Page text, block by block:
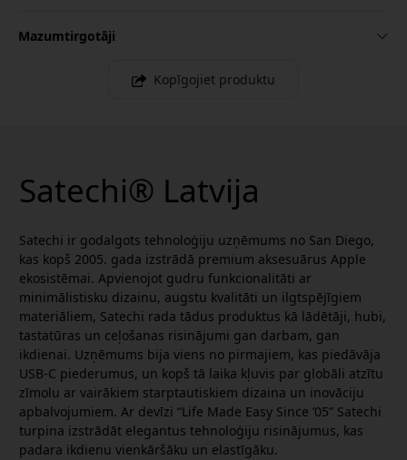
Mazumtirgotāji
Kopīgojiet produktu
Satechi® Latvija
Satechi ir godalgots tehnoloģiju uzņēmums no San Diego,
kas kopš 2005. gada izstrādā premium aksesuārus Apple
ekosistēmai. Apvienojot gudru funkcionalitāti ar
minimālistisku dizainu, augstu kvalitāti un ilgtspējīgiem
materiāliem, Satechi rada tādus produktus kā lādētāji, hubi,
tastatūras un ceļošanas risinājumi gan darbam, gan
ikdienai. Uzņēmums bija viens no pirmajiem, kas piedāvāja
USB-C piederumus, un kopš tā laika kļuvis par globāli atzītu
zīmolu ar vairākiem starptautiskiem dizaina un inovāciju
apbalvojumiem. Ar devīzi “Life Made Easy Since ’05” Satechi
turpina izstrādāt elegantus tehnoloģiju risinājumus, kas
padara ikdienu vienkāršāku un elastīgāku.